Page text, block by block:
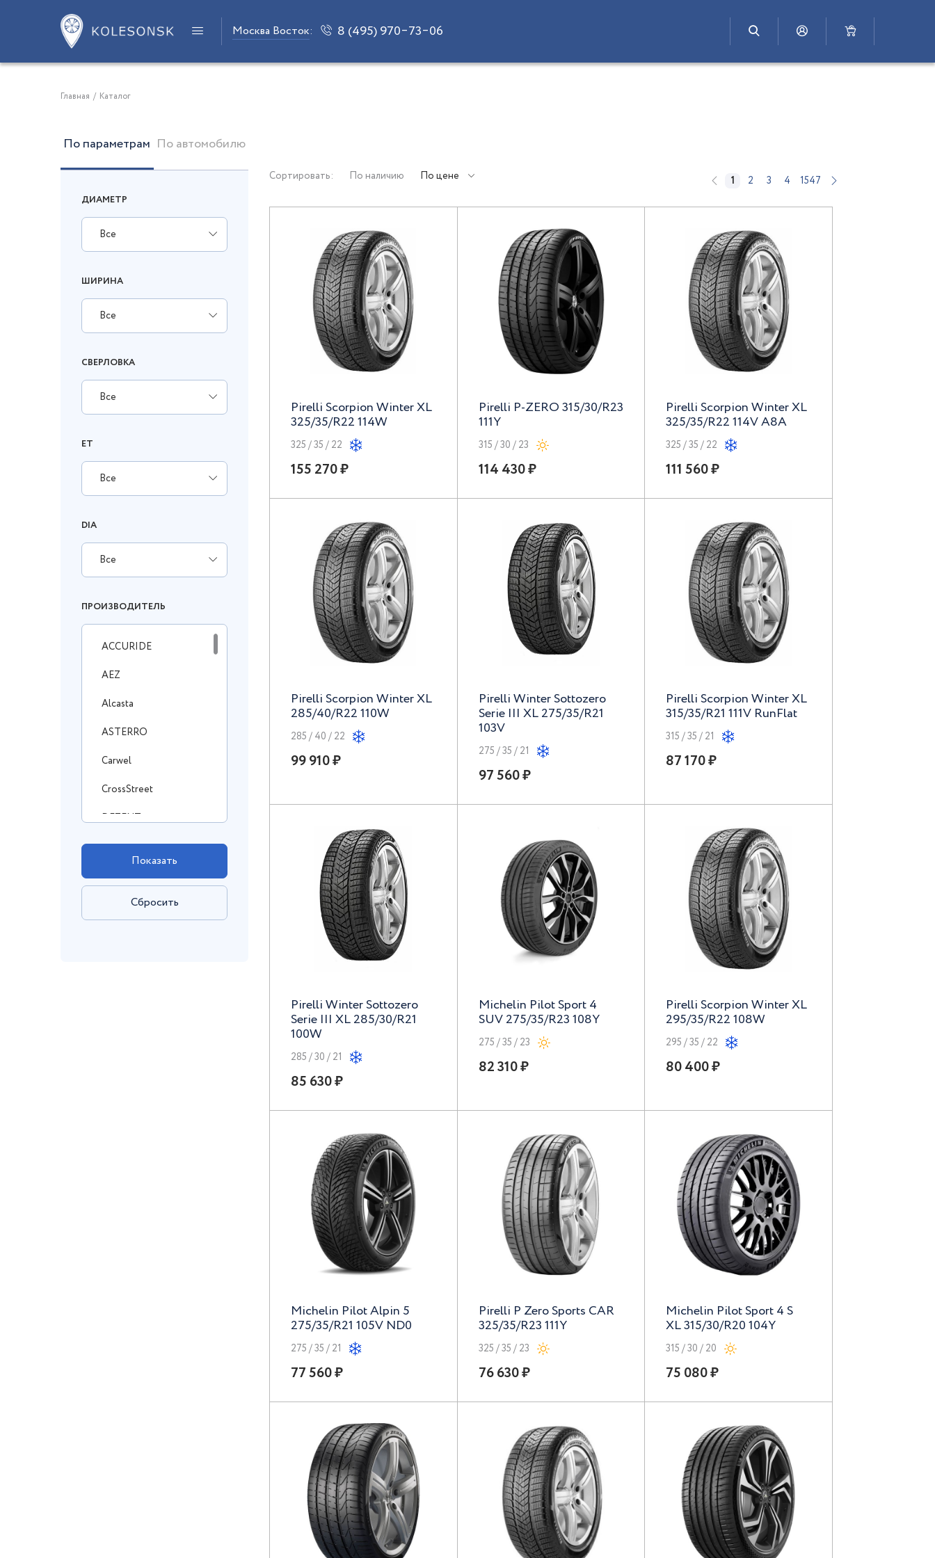
Москва Восток: 8 (495) 970‒73‒06
Главная / Каталог
По параметрам По автомобилю
ДИАМЕТР
Все
ШИРИНА
Все
СВЕРЛОВКА
Все
ET
Все
DIA
Все
ПРОИЗВОДИТЕЛЬ
ACCURIDE
AEZ
Alcasta
ASTERRO
Carwel
CrossStreet
DEZENT
DOTZ
Enzo
Сортировать: По наличию По цене 1 2 3 4 1547
Pirelli Scorpion Winter XL
325/35/R22 114W
325 / 35 / 22
155 270 ₽
Pirelli P-ZERO 315/30/R23
111Y
315 / 30 / 23
114 430 ₽
Pirelli Scorpion Winter XL
325/35/R22 114V A8A
325 / 35 / 22
111 560 ₽
Pirelli Scorpion Winter XL
285/40/R22 110W
285 / 40 / 22
99 910 ₽
Pirelli Winter Sottozero
Serie III XL 275/35/R21
103V
275 / 35 / 21
97 560 ₽
Pirelli Scorpion Winter XL
315/35/R21 111V RunFlat
315 / 35 / 21
87 170 ₽
Pirelli Winter Sottozero
Serie III XL 285/30/R21
100W
285 / 30 / 21
85 630 ₽
Michelin Pilot Sport 4
SUV 275/35/R23 108Y
275 / 35 / 23
82 310 ₽
Pirelli Scorpion Winter XL
295/35/R22 108W
295 / 35 / 22
80 400 ₽
Michelin Pilot Alpin 5
275/35/R21 105V ND0
275 / 35 / 21
77 560 ₽
Pirelli P Zero Sports CAR
325/35/R23 111Y
325 / 35 / 23
76 630 ₽
Michelin Pilot Sport 4 S
XL 315/30/R20 104Y
315 / 30 / 20
75 080 ₽